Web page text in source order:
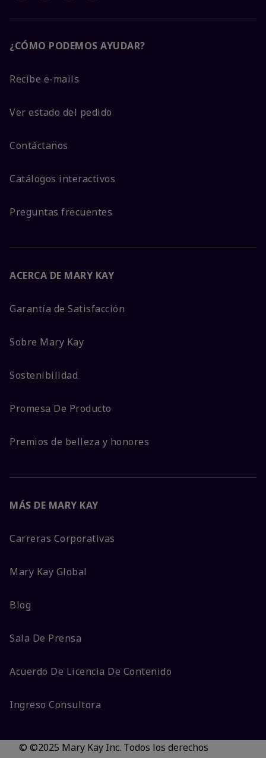
¿CÓMO PODEMOS AYUDAR?
Recibe e-mails
Ver estado del pedido
Contáctanos
Catálogos interactivos
Preguntas frecuentes
ACERCA DE MARY KAY
Garantía de Satisfacción
Sobre Mary Kay
Sostenibilidad
Promesa De Producto
Premios de belleza y honores
MÁS DE MARY KAY
Carreras Corporativas
Mary Kay Global
Blog
Sala De Prensa
Acuerdo De Licencia De Contenido
Ingreso Consultora
© ©2025 Mary Kay Inc. Todos los derechos